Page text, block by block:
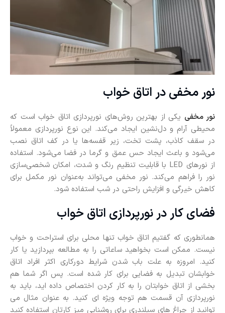
نور مخفی در اتاق خواب
نور مخفی یکی از بهترین روش‌های نورپردازی اتاق خواب است که
محیطی آرام و دل‌نشین ایجاد می‌کند. این نوع نورپردازی معمولاً
در سقف کاذب، پشت تخت، زیر قفسه‌ها یا در کف اتاق نصب
می‌شود و باعث ایجاد حس عمق و گرما در فضا می‌شود. استفاده
از نورهای LED با قابلیت تنظیم رنگ و شدت، امکان شخصی‌سازی
نور را فراهم می‌کند. نور مخفی می‌تواند به‌عنوان نور مکمل برای
کاهش خیرگی و افزایش راحتی در شب استفاده شود.
فضای کار در نورپردازی اتاق خواب
همانطوری که گفتیم اتاق خواب تنها محلی برای استراحت و خواب
نیست. ممکن است بخواهید ساعاتی را به مطالعه بپردازید یا کار
کنید. امروزه به علت باب شدن شرایط دورکاری اکثر افراد اتاق
خوابشان تبدیل به فضایی برای کار شده است. پس اگر شما هم
بخشی از اتاق خوابتان را به کار کردن اختصاص داده اید، باید به
نورپردازی آن قسمت هم توجه ویژه ای کنید. به عنوان مثال می
توانید از چراغ های سیلندری برای روشنایی میز کارتان استفاده کنید